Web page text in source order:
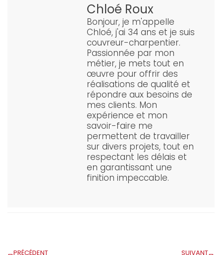
Chloé Roux
Bonjour, je m'appelle
Chloé, j'ai 34 ans et je suis
couvreur-charpentier.
Passionnée par mon
métier, je mets tout en
œuvre pour offrir des
réalisations de qualité et
répondre aux besoins de
mes clients. Mon
expérience et mon
savoir-faire me
permettent de travailler
sur divers projets, tout en
respectant les délais et
en garantissant une
finition impeccable.
PRÉCÉDENT SUIVANT